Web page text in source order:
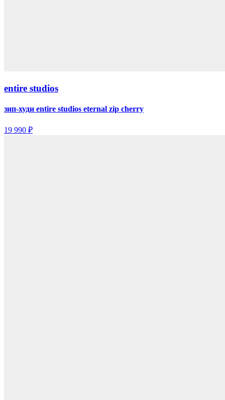
entire studios
зип-худи entire studios eternal zip cherry
19 990 ₽